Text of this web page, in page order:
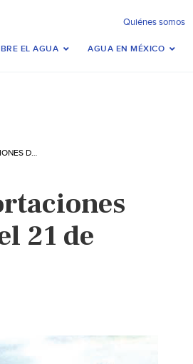
Quiénes somos
EL AGUA AGUA EN MÉXICO
TEXAS SUSPENDE EXPORTACIONES DE GAS NATURAL HASTA EL 21 DE FEBRERO (MILENIO)
21 de